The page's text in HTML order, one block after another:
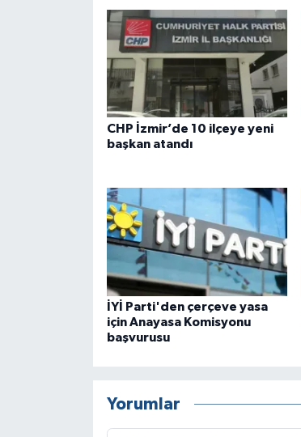
CHP İzmir’de 10 ilçeye yeni
başkan atandı
İYİ Parti'den çerçeve yasa
için Anayasa Komisyonu
başvurusu
Yorumlar